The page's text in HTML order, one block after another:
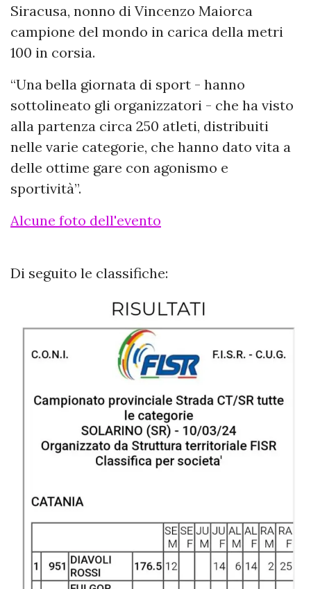
Siracusa, nonno di Vincenzo Maiorca
campione del mondo in carica della metri
100 in corsia.
“Una bella giornata di sport - hanno
sottolineato gli organizzatori - che ha visto
alla partenza circa 250 atleti, distribuiti
nelle varie categorie, che hanno dato vita a
delle ottime gare con agonismo e
sportività”.
Alcune foto dell'evento
Di seguito le classifiche: